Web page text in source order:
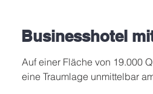
Businesshotel
Auf einer Fläche von 19.000
eine Traumlage unmittelbar